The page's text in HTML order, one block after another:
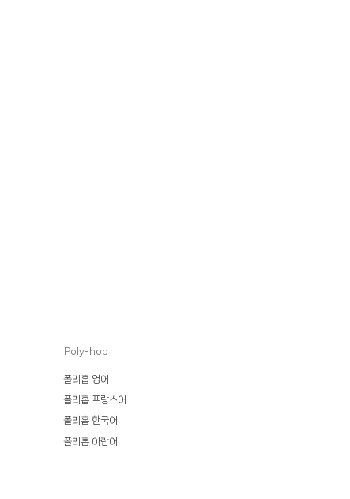
Poly-hop
폴리홉 영어
폴리홉 프랑스어
폴리홉 한국어
폴리홉 아랍어